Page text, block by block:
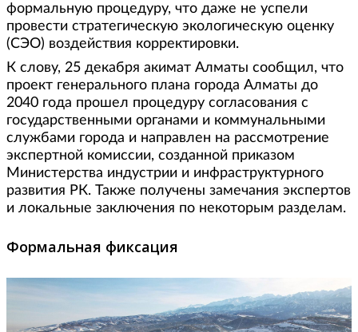
формальную процедуру, что даже не успели
провести стратегическую экологическую оценку
(СЭО) воздействия корректировки.
К слову, 25 декабря акимат Алматы сообщил, что
проект генерального плана города Алматы до
2040 года прошел процедуру согласования с
государственными органами и коммунальными
службами города и направлен на рассмотрение
экспертной комиссии, созданной приказом
Министерства индустрии и инфраструктурного
развития РК. Также получены замечания экспертов
и локальные заключения по некоторым разделам.
Формальная фиксация